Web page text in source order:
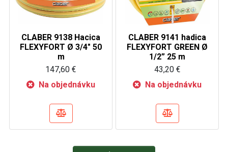
CLABER 9138 Hacica
FLEXYFORT Ø 3/4" 50
m
147,60 €
Na objednávku
CLABER 9141 hadica
FLEXYFORT GREEN Ø
1/2” 25 m
43,20 €
Na objednávku